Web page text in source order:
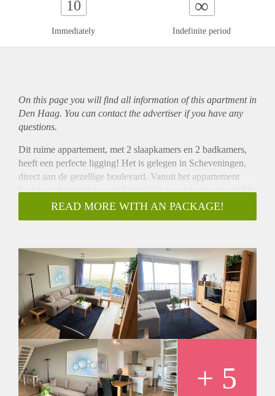
10
Immediately
∞
Indefinite period
On this page you will find all information of this apartmentin
Den Haag. You can contact the advertiser if you have any
questions.
Dit ruime appartement, met 2 slaapkamers en 2 badkamers,
heeft een perfecte ligging! Het is gelegen in Scheveningen,
direct aan de gezellige boulevard. Vanuit het appartement
loop je zo het strand op of kan je lekker een hapje eten in één
van de talloze gezellige restaurants of strandtenten. Ook
openbaar vervoer, winkels, scholen en parken zijn allen in de
een parkeerplaats erbij te huren.
READ MORE WITH AN PACKAGE!
+ 5